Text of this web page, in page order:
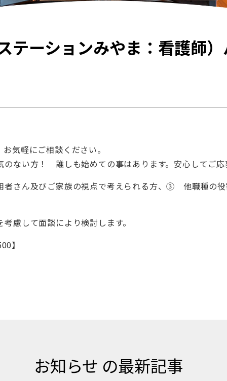
テーションみやま：看護師
気軽にご相談ください。
のない方！ 誰しも始めての事はあります。安心してご応
ん及びご家族の視点で考えられる方、③ 他職種の役
慮して面談により検討します。
】
お知らせ の最新記事